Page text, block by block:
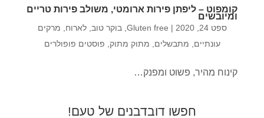
קומפוט – ליפתן פירות ארומטי, משולב פירות טריים
ומיובשים
ספט 24, 2020 |
Gluten free בוקר טוב ,לארוח
מרקים
עונתיים
מתבשלים מתוק מתוק פוסטים פופולרים
קינוח מהיר, פשוט ומפנק…
חפשו דובדבנים של טעם!